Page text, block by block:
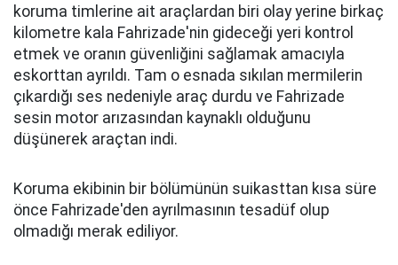
koruma timlerine ait araçlardan biri olay yerine birkaç
kilometre kala Fahrizade'nin gideceği yeri kontrol
etmek ve oranın güvenliğini sağlamak amacıyla
eskorttan ayrıldı. Tam o esnada sıkılan mermilerin
çıkardığı ses nedeniyle araç durdu ve Fahrizade
sesin motor arızasından kaynaklı olduğunu
düşünerek araçtan indi.
Koruma ekibinin bir bölümünün suikasttan kısa süre
önce Fahrizade'den ayrılmasının tesadüf olup
olmadığı merak ediliyor.